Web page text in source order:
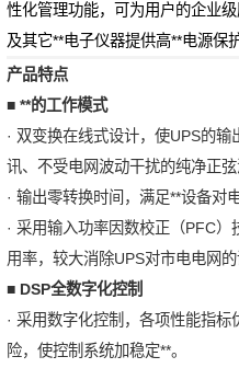
性化管理功能，可为用户的企业
及其它**电子仪器提供高**电源保护
产品特点
■ **的工作模式
· 双变换在线式设计，使UPS的
讯、不受电网波动干扰的纯净正
· 输出零转换时间，满足**设备对
· 采用输入功率因数校正（PFC
用率，较大消除UPS对市电电网
■ DSP全数字化控制
· 采用数字化控制，各项性能指
险，使控制系统加稳定**。
池